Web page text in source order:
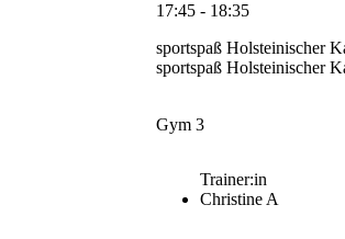
17:45 - 18:35
sportspaß Holsteinischer
sportspaß Holsteinischer
Gym 3
Trainer:in
Christine A